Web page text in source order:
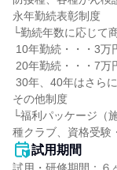
永年勤続表彰制度
└勤続年数に応じて
その他制度
└福利パッケージ（
種クラブ、資格受験
試用期間